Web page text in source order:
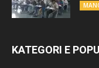
KATEGORI E